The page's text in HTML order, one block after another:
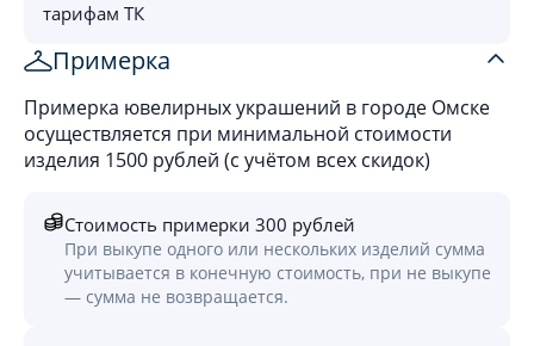
тарифам ТК
Примерка
Примерка ювелирных украшений в городе Омске
осуществляется при минимальной стоимости
изделия 1500 рублей (с учётом всех скидок)
Стоимость примерки 300 рублей
При выкупе одного или нескольких изделий сумма
учитывается в конечную стоимость, при не выкупе
— сумма не возвращается.